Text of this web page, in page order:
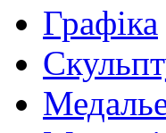
Графіка